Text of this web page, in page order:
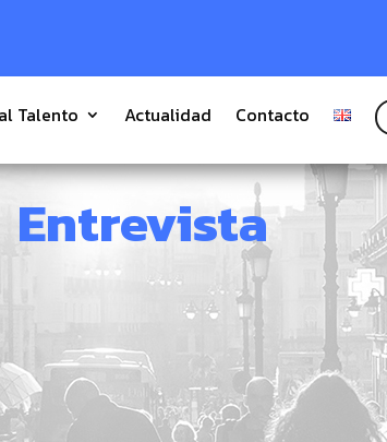
Talento Actualidad Contacto
Entrevista